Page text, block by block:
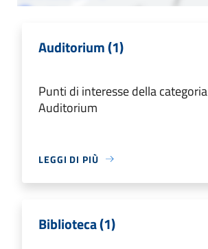
Auditorium (1)
Punti di interesse della categoria
Auditorium
LEGGI DI PIÙ
Biblioteca (1)